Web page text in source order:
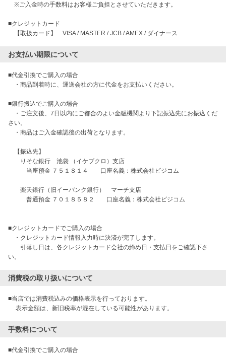
※ご入金時の手数料はお客様ご負担とさせていただきます。
■クレジットカード
【取扱カード】　VISA / MASTER / JCB / AMEX / ダイナース
お支払い期限について
■代金引換でご購入の場合
・商品到着時に、運送会社の方に代金をお支払いください。
■銀行振込でご購入の場合
・ご注文後、7日以内にご都合のよい金融機関より下記振込先にお振込くだ
さい。
・商品はご入金確認後の出荷となります。
【振込先】
りそな銀行　池袋 （イケブクロ）支店
当座預金 ７５１８１４　　口座名義：株式会社ビジコム
楽天銀行（旧イーバンク銀行）　マーチ支店
普通預金 ７０１８５８２　　口座名義：株式会社ビジコム
■クレジットカードでご購入の場合
・クレジットカード情報入力時に決済が完了します。
引落し日は、各クレジットカード会社の締め日・支払日をご確認下さ
い。
消費税の取り扱いについて
■当店では消費税込みの価格表示を行っております。
表示金額は、新旧税率が混在している可能性があります。
手数料について
■代金引換でご購入の場合